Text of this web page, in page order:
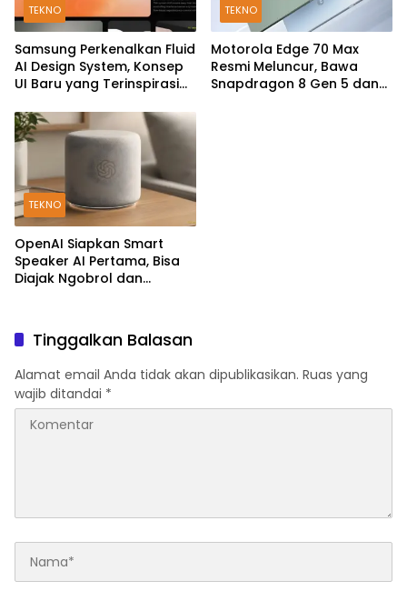
TEKNO
Samsung Perkenalkan Fluid
AI Design System, Konsep
UI Baru yang Terinspirasi
TEKNO
Motorola Edge 70 Max
Resmi Meluncur, Bawa
Snapdragon 8 Gen 5 dan
TEKNO
OpenAI Siapkan Smart
Speaker AI Pertama, Bisa
Diajak Ngobrol dan
Tinggalkan Balasan
Alamat email Anda tidak akan dipublikasikan. Ruas yang
wajib ditandai *